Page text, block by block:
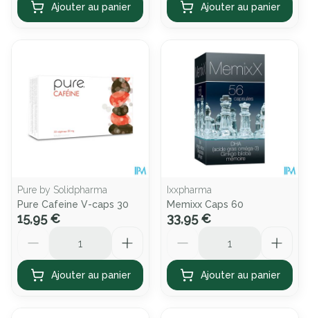
Ajouter au panier Ajouter au panier
Pure by Solidpharma
Pure Cafeine V-caps 30
15,95 €
Ajouter au panier
Ixxpharma
Memixx Caps 60
33,95 €
Ajouter au panier